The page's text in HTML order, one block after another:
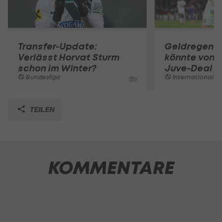
Transfer-Update:
Verlässt Horvat Sturm
schon im Winter?
Bundesliga 1
Geldregen?
könnte von
Juve-Deal
International
TEILEN
KOMMENTARE